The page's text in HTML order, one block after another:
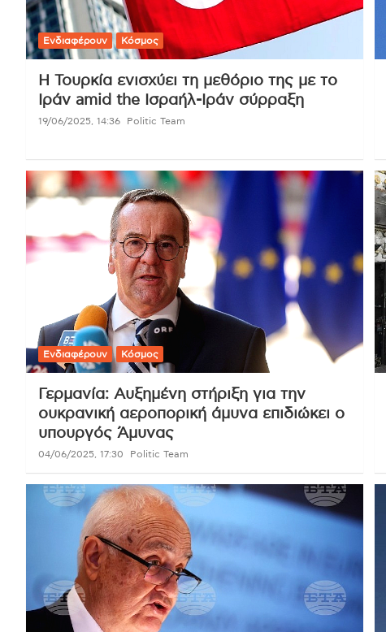
Ενδιαφέρουν Κόσμος
Η Τουρκία ενισχύει τη μεθόριο της με το
Ιράν amid the Ισραήλ-Ιράν σύρραξη
19/06/2025, 14:36 Politic Team
Ενδιαφέρουν Κόσμος
Γερμανία: Αυξημένη στήριξη για την
ουκρανική αεροπορική άμυνα επιδιώκει ο
υπουργός Άμυνας
04/06/2025, 17:30 Politic Team